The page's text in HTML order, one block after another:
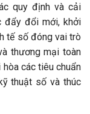
quy định và cải
đẩy đổi mới, khởi
tế số đóng vai trò
thương mại toàn
các tiêu chuẩn
thuật số và thúc